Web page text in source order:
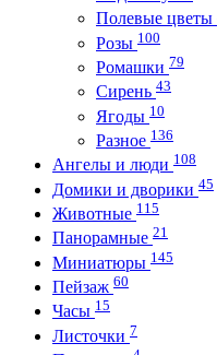
Полевые цветы
Розы 100
Ромашки 79
Сирень 43
Ягоды 10
Разное 136
Ангелы и люди 108
Домики и дворики 45
Животные 115
Панорамные 21
Миниатюры 145
Пейзаж 60
Часы 15
Листочки 7